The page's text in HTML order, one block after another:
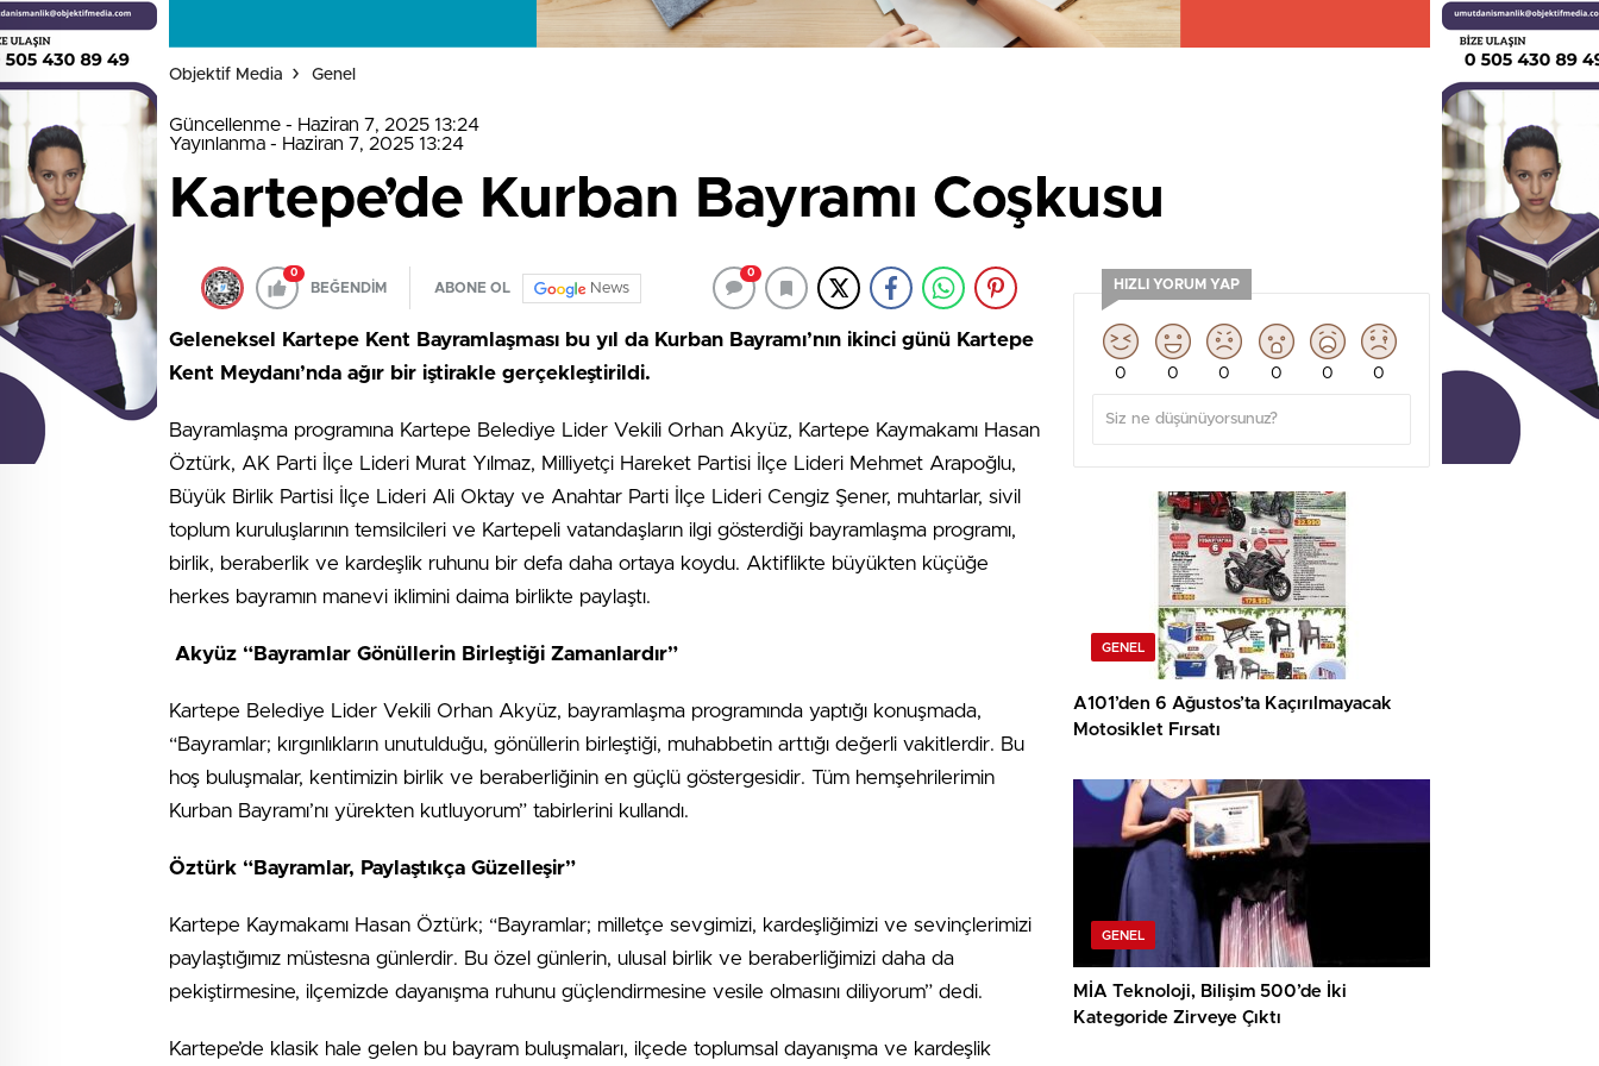
Objektif Media Genel
Güncellenme - Haziran 7, 2025 13:24
Yayınlanma - Haziran 7, 2025 13:24
Kartepe’de Kurban Bayramı Coşkusu
0
BEĞENDİM ABONE OL News
0
Geleneksel Kartepe Kent Bayramlaşması bu yıl da Kurban Bayramı’nın ikinci günü Kartepe
Kent Meydanı’nda ağır bir iştirakle gerçekleştirildi.
Bayramlaşma programına Kartepe Belediye Lider Vekili Orhan Akyüz, Kartepe Kaymakamı Hasan
Öztürk, AK Parti İlçe Lideri Murat Yılmaz, Milliyetçi Hareket Partisi İlçe Lideri Mehmet Arapoğlu,
Büyük Birlik Partisi İlçe Lideri Ali Oktay ve Anahtar Parti İlçe Lideri Cengiz Şener, muhtarlar, sivil
toplum kuruluşlarının temsilcileri ve Kartepeli vatandaşların ilgi gösterdiği bayramlaşma programı,
birlik, beraberlik ve kardeşlik ruhunu bir defa daha ortaya koydu. Aktiflikte büyükten küçüğe
herkes bayramın manevi iklimini daima birlikte paylaştı.
Akyüz “Bayramlar Gönüllerin Birleştiği Zamanlardır”
Kartepe Belediye Lider Vekili Orhan Akyüz, bayramlaşma programında yaptığı konuşmada,
“Bayramlar; kırgınlıkların unutulduğu, gönüllerin birleştiği, muhabbetin arttığı değerli vakitlerdir. Bu
hoş buluşmalar, kentimizin birlik ve beraberliğinin en güçlü göstergesidir. Tüm hemşehrilerimin
Kurban Bayramı’nı yürekten kutluyorum” tabirlerini kullandı.
Öztürk “Bayramlar, Paylaştıkça Güzelleşir”
Kartepe Kaymakamı Hasan Öztürk; “Bayramlar; milletçe sevgimizi, kardeşliğimizi ve sevinçlerimizi
paylaştığımız müstesna günlerdir. Bu özel günlerin, ulusal birlik ve beraberliğimizi daha da
pekiştirmesine, ilçemizde dayanışma ruhunu güçlendirmesine vesile olmasını diliyorum” dedi.
Kartepe’de klasik hale gelen bu bayram buluşmaları, ilçede toplumsal dayanışma ve kardeşlik
HIZLI YORUM YAP
0 0 0 0 0 0
GENEL
A101’den 6 Ağustos’ta Kaçırılmayacak
Motosiklet Fırsatı
GENEL
MİA Teknoloji, Bilişim 500’de İki
Kategoride Zirveye Çıktı